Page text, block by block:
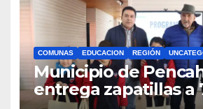
COMUNAS EDUCACION REGIÓN
Municipio de
entrega zapatillas a